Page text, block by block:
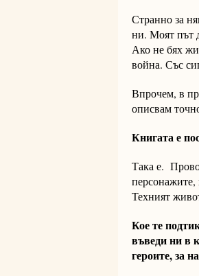
Странно за
ни. Моят път
Ако не бях
война. Със
Впрочем, в
описвам
Книгата е
Така е.
Техният
Кое те
въведи ни в
героите, за